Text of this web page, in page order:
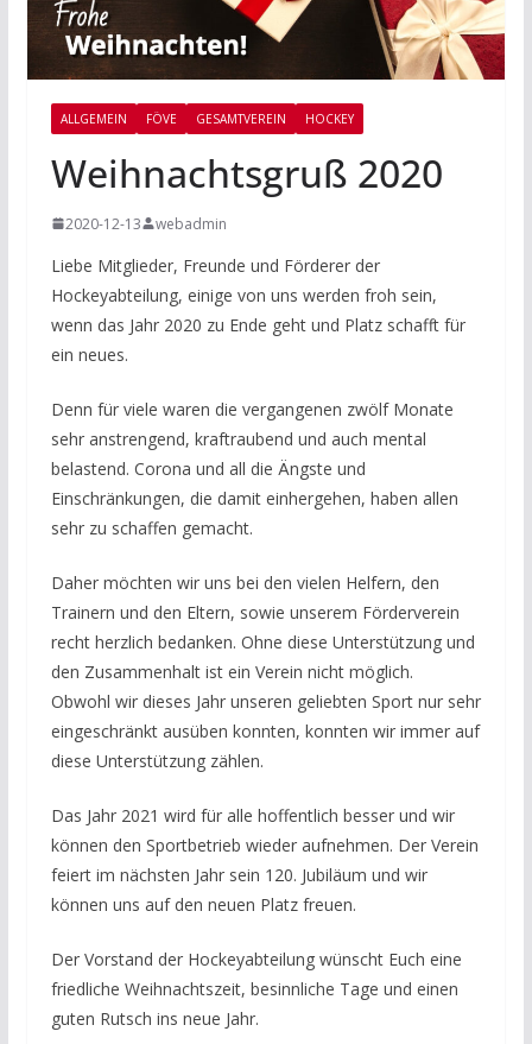
ALLGEMEIN FÖVE GESAMTVEREIN HOCKEY
Weihnachtsgruß 2020
2020-12-13 webadmin
Liebe Mitglieder, Freunde und Förderer der
Hockeyabteilung, einige von uns werden froh sein,
wenn das Jahr 2020 zu Ende geht und Platz schafft für
ein neues.
Denn für viele waren die vergangenen zwölf Monate
sehr anstrengend, kraftraubend und auch mental
belastend. Corona und all die Ängste und
Einschränkungen, die damit einhergehen, haben allen
sehr zu schaffen gemacht.
Daher möchten wir uns bei den vielen Helfern, den
Trainern und den Eltern, sowie unserem Förderverein
recht herzlich bedanken. Ohne diese Unterstützung und
den Zusammenhalt ist ein Verein nicht möglich.
Obwohl wir dieses Jahr unseren geliebten Sport nur sehr
eingeschränkt ausüben konnten, konnten wir immer auf
diese Unterstützung zählen.
Das Jahr 2021 wird für alle hoffentlich besser und wir
können den Sportbetrieb wieder aufnehmen. Der Verein
feiert im nächsten Jahr sein 120. Jubiläum und wir
können uns auf den neuen Platz freuen.
Der Vorstand der Hockeyabteilung wünscht Euch eine
friedliche Weihnachtszeit, besinnliche Tage und einen
guten Rutsch ins neue Jahr.